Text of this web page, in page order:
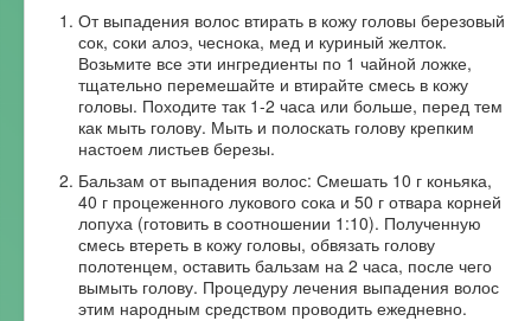
От выпадения волос втирать в кожу головы березовый
сок, соки алоэ, чеснока, мед и куриный желток.
Возьмите все эти ингредиенты по 1 чайной ложке,
тщательно перемешайте и втирайте смесь в кожу
головы. Походите так 1-2 часа или больше, перед тем
как мыть голову. Мыть и полоскать голову крепким
настоем листьев березы.
Бальзам от выпадения волос: Смешать 10 г коньяка,
40 г процеженного лукового сока и 50 г отвара корней
лопуха (готовить в соотношении 1:10). Полученную
смесь втереть в кожу головы, обвязать голову
полотенцем, оставить бальзам на 2 часа, после чего
вымыть голову. Процедуру лечения выпадения волос
этим народным средством проводить ежедневно.